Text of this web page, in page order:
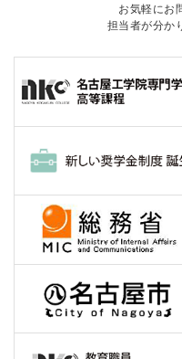
お気軽にお
担当者が分か